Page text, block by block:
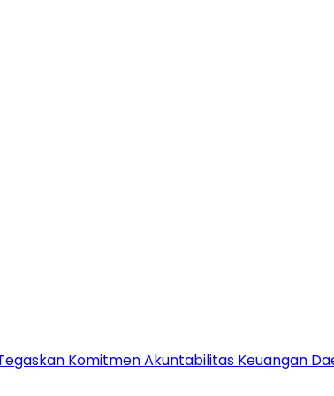
Komitmen Akuntabilitas Keuangan